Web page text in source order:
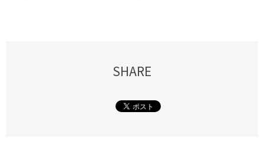
SHARE